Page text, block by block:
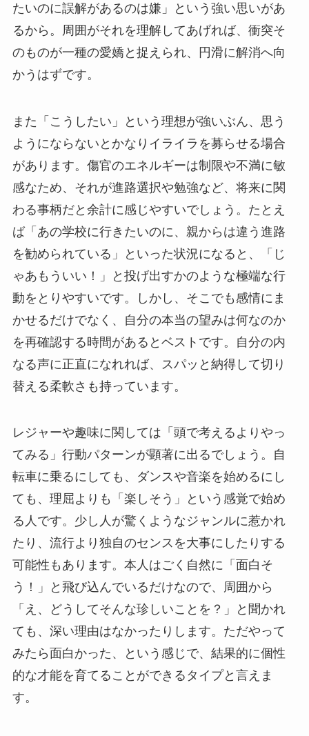
たいのに誤解があるのは嫌」という強い思いがあ
るから。周囲がそれを理解してあげれば、衝突そ
のものが一種の愛嬌と捉えられ、円滑に解消へ向
かうはずです。
また「こうしたい」という理想が強いぶん、思う
ようにならないとかなりイライラを募らせる場合
があります。傷官のエネルギーは制限や不満に敏
感なため、それが進路選択や勉強など、将来に関
わる事柄だと余計に感じやすいでしょう。たとえ
ば「あの学校に行きたいのに、親からは違う進路
を勧められている」といった状況になると、「じ
ゃあもういい！」と投げ出すかのような極端な行
動をとりやすいです。しかし、そこでも感情にま
かせるだけでなく、自分の本当の望みは何なのか
を再確認する時間があるとベストです。自分の内
なる声に正直になれれば、スパッと納得して切り
替える柔軟さも持っています。
レジャーや趣味に関しては「頭で考えるよりやっ
てみる」行動パターンが顕著に出るでしょう。自
転車に乗るにしても、ダンスや音楽を始めるにし
ても、理屈よりも「楽しそう」という感覚で始め
る人です。少し人が驚くようなジャンルに惹かれ
たり、流行より独自のセンスを大事にしたりする
可能性もあります。本人はごく自然に「面白そ
う！」と飛び込んでいるだけなので、周囲から
「え、どうしてそんな珍しいことを？」と聞かれ
ても、深い理由はなかったりします。ただやって
みたら面白かった、という感じで、結果的に個性
的な才能を育てることができるタイプと言えま
す。